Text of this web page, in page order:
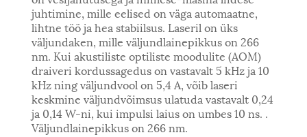
juhtimine, mille eelised on väga automaatne,
lihtne töö ja hea stabiilsus. Laseril on üks
väljundaken, mille väljundlainepikkus on 266
nm. Kui akustiliste optiliste moodulite (AOM)
draiveri kordussagedus on vastavalt 5 kHz ja 10
kHz ning väljundvool on 5,4 A, võib laseri
keskmine väljundvõimsus ulatuda vastavalt 0,24
ja 0,14 W-ni, kui impulsi laius on umbes 10 ns. .
Väljundlainepikkus on 266 nm.